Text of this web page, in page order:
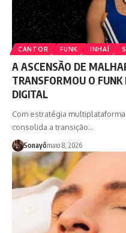
CANTOR FUNK INHAÍ
A ASCENSÃO DE
TRANSFORMOU O
DIGITAL
Com estratégia
consolida a transição…
Sonayômaio 8, 2026